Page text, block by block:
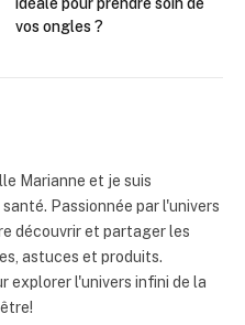
idéale pour prendre soin de
vos ongles ?
Marianne et je suis
Passionnée par l'univers
découvrir et partager les
astuces et produits.
explorer l'univers infini de la